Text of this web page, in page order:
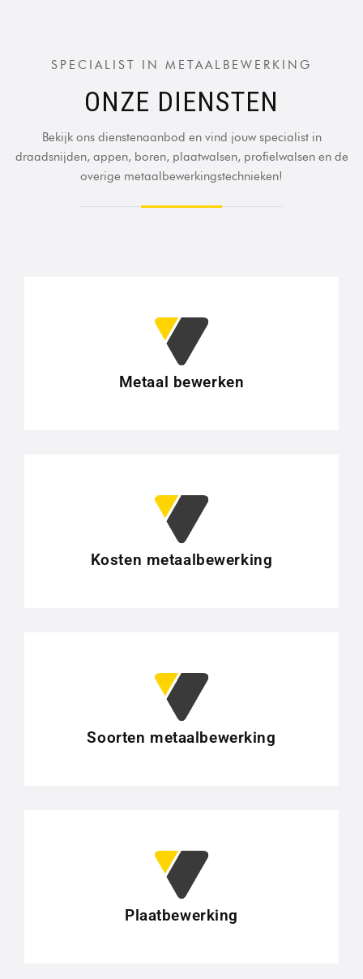
SPECIALIST IN METAALBEWERKING
ONZE DIENSTEN
Bekijk ons dienstenaanbod en vind jouw specialist in
draadsnijden, appen, boren, plaatwalsen, profielwalsen en de
overige metaalbewerkingstechnieken!
Metaal bewerken
Kosten metaalbewerking
Soorten metaalbewerking
Plaatbewerking